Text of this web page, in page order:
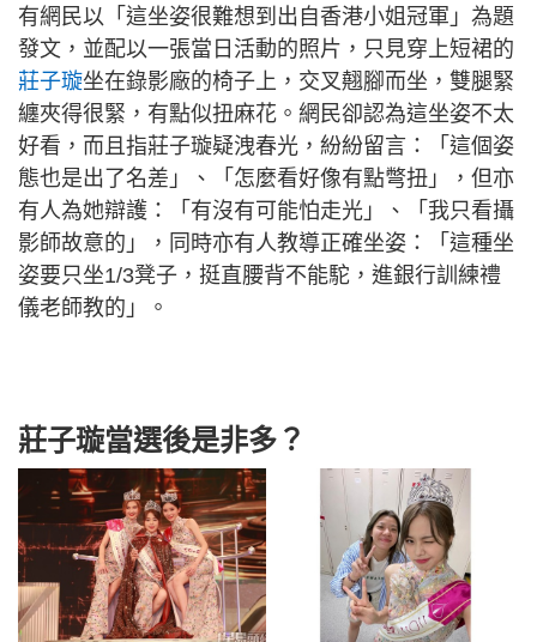
有網民以「這坐姿很難想到出自香港小姐冠軍」為題
發文，並配以一張當日活動的照片，只見穿上短裙的
莊子璇坐在錄影廠的椅子上，交叉翹腳而坐，雙腿緊
纏夾得很緊，有點似扭麻花。網民卻認為這坐姿不太
好看，而且指莊子璇疑洩春光，紛紛留言：「這個姿
態也是出了名差」、「怎麼看好像有點彆扭」，但亦
有人為她辯護：「有沒有可能怕走光」、「我只看攝
影師故意的」，同時亦有人教導正確坐姿：「這種坐
姿要只坐1/3凳子，挺直腰背不能駝，進銀行訓練禮
儀老師教的」。
莊子璇當選後是非多？